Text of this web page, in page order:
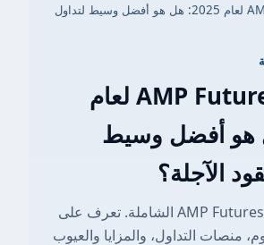
مراجعة AMP Futures لعام 2025: هل هو أفضل وسيط لتداول
مراجعة AMP Futures لعام
هل هو أفضل وسيط
الآجلة؟
اكتشف مراجعة AMP Futures الشاملة. تعرف على
منصات التداول، والمزايا والعيوب